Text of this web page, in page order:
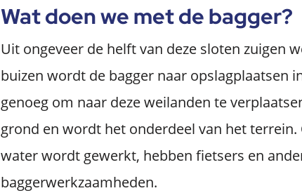
Wat doen we met de bagger?
Uit ongeveer de helft van deze sloten zuigen
buizen wordt de bagger naar opslagplaatsen
genoeg om naar deze weilanden te
grond en wordt het onderdeel van het
water wordt gewerkt, hebben fietsers en
baggerwerkzaamheden.